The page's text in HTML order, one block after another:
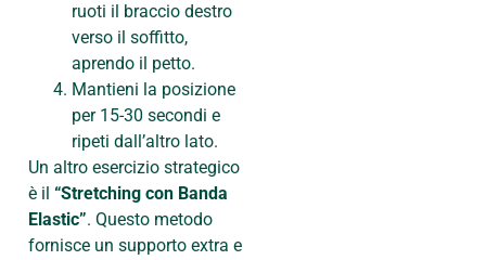
ruoti il braccio destro
verso il soffitto,
aprendo il petto.
Mantieni la posizione
per 15-30 secondi e
ripeti dall’altro lato.
Un altro esercizio strategico
è il “Stretching con Banda
Elastic”. Questo metodo
fornisce un supporto extra e